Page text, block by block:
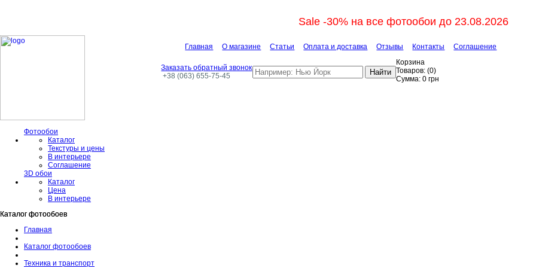
Sale -30% на все фотообои до 23.08.2026
Главная О магазине Статьи Оплата и доставка Отзывы Контакты Соглашение
Заказать обратный звонок
+38 (063) 655-75-45
Найти
Корзина
Товаров: (0)
Сумма: 0 грн
Фотообои
Каталог
Текстуры и цены
В интерьере
Соглашение
3D обои
Каталог
Цена
В интерьере
Каталог фотообоев
Каталог фотообоев
Главная
Каталог фотообоев
Техника и транспорт